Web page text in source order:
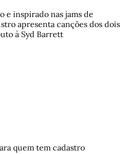
e inspirado nas jams de
apresenta canções dos dois
à Syd Barrett
quem tem cadastro